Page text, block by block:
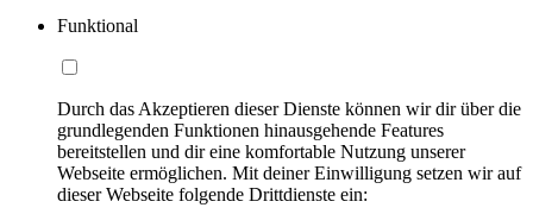
Funktional
Durch das Akzeptieren dieser Dienste können wir dir über die
grundlegenden Funktionen hinausgehende Features
bereitstellen und dir eine komfortable Nutzung unserer
Webseite ermöglichen. Mit deiner Einwilligung setzen wir auf
dieser Webseite folgende Drittdienste ein: